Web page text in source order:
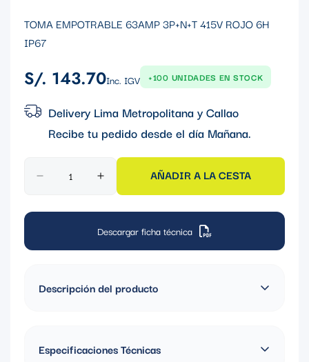
TOMA EMPOTRABLE 63AMP 3P+N+T 415V ROJO 6H
IP67
Precio
S/. 143.70Inc. IGV +100 UNIDADES EN STOCK
Delivery Lima Metropolitana y Callao
Recibe tu pedido desde el día Mañana.
AÑADIR A LA CESTA
Descargar ficha técnica
Descripción del producto
Especificaciones Técnicas